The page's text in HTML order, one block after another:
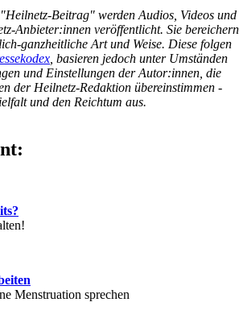
Beitrag" werden Audios, Videos und
Anbieter:innen veröffentlicht. Sie bereichern
ganzheitliche Art und Weise. Diese folgen
, basieren jedoch unter Umständen
und Einstellungen der Autor:innen, die
der Heilnetz-Redaktion übereinstimmen -
und den Reichtum aus.
Menstruation sprechen